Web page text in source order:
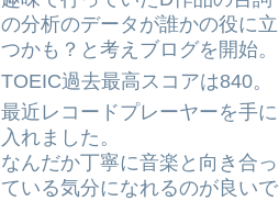
の分析のデータが誰かの役に立
つかも？と考えブログを開始。
TOEIC過去最高スコアは840。
最近レコードプレーヤーを手に
入れました。
なんだか丁寧に音楽と向き合っ
ている気分になれるのが良いで